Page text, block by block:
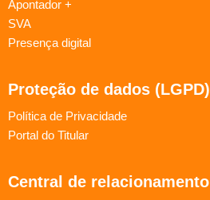
Apontador +
SVA
Presença digital
Proteção de dados (LGPD)
Política de Privacidade
Portal do Titular
Central de relacionamento